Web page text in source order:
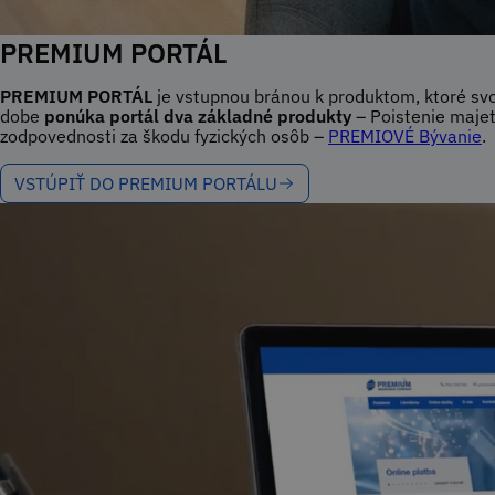
PREMIUM PORTÁL
PREMIUM PORTÁL je vstupnou bránou k produktom, ktoré
dobe ponúka portál dva základné produkty – Poistenie
zodpovednosti za škodu fyzických osôb – PREMIOVÉ Bývanie.
VSTÚPIŤ DO PREMIUM PORTÁLU